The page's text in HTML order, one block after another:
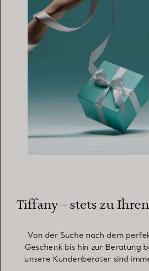
Tiffany – stets zu
Von der Suche nach dem
Geschenk bis hin zur Beratung
unsere Kundenberater sind